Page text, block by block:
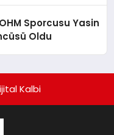
Sporcusu Yasin
Oldu
Kalbi